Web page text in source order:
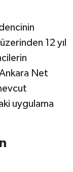
12 yıl
Net
uygulama